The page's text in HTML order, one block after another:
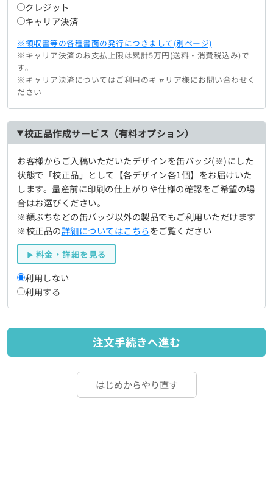
クレジット
キャリア決済
※領収書等の各種書面の発行につきまして(別ページ)
※キャリア決済のお支払上限は累計5万円(送料・消費税込み)で
す。
※キャリア決済についてはご利用のキャリア様にお問い合わせく
ださい
校正品作成サービス（有料オプション）
お客様からご入稿いただいたデザインを缶バッジ(※)にした
状態で「校正品」として【各デザイン各1個】をお届けいた
します。量産前に印刷の仕上がりや仕様の確認をご希望の場
合はお選びください。
※額ぷちなどの缶バッジ以外の製品でもご利用いただけます
※校正品の詳細についてはこちらをご覧ください
料金・詳細を見る
利用しない
利用する
注文手続きへ進む
はじめからやり直す